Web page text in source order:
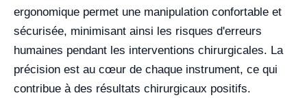
ergonomique permet une manipulation confortable et
sécurisée, minimisant ainsi les risques d'erreurs
humaines pendant les interventions chirurgicales. La
précision est au cœur de chaque instrument, ce qui
contribue à des résultats chirurgicaux positifs.